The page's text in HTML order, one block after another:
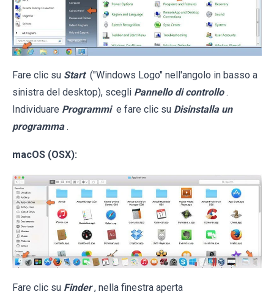
Fare clic su Start ("Windows Logo" nell'angolo in basso a
sinistra del desktop), scegli Pannello di controllo .
Individuare Programmi e fare clic su Disinstalla un
programma .
macOS (OSX):
Fare clic su Finder , nella finestra aperta